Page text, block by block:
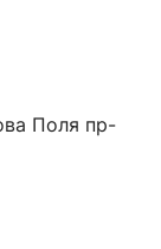
Поля пр-